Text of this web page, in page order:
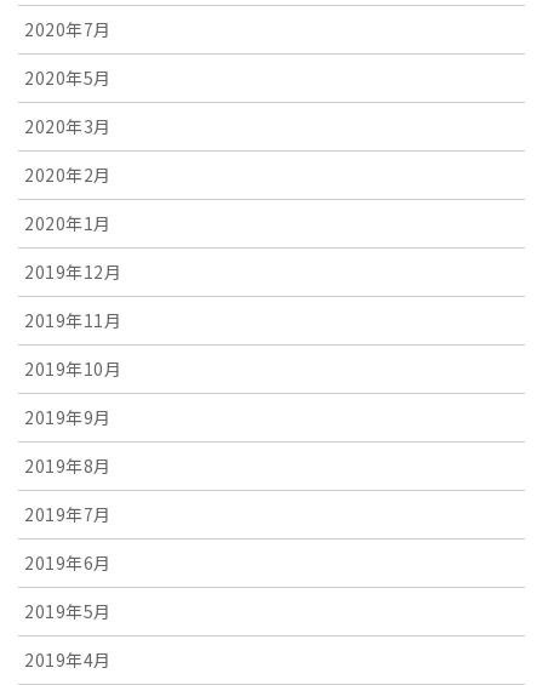
2020年7月
2020年5月
2020年3月
2020年2月
2020年1月
2019年12月
2019年11月
2019年10月
2019年9月
2019年8月
2019年7月
2019年6月
2019年5月
2019年4月